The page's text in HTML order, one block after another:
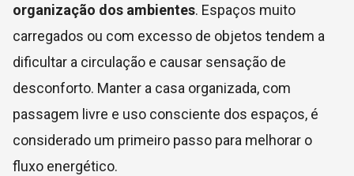
organização dos ambientes. Espaços muito
carregados ou com excesso de objetos tendem a
dificultar a circulação e causar sensação de
desconforto. Manter a casa organizada, com
passagem livre e uso consciente dos espaços, é
considerado um primeiro passo para melhorar o
fluxo energético.